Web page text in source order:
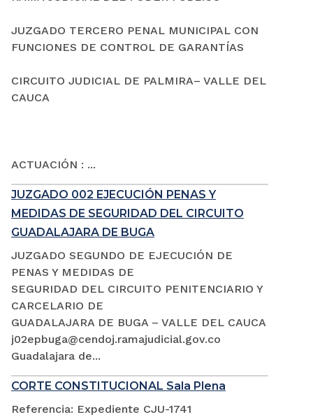
JUZGADO TERCERO PENAL MUNICIPAL CON
FUNCIONES DE CONTROL DE GARANTÍAS
CIRCUITO JUDICIAL DE PALMIRA– VALLE DEL
CAUCA
ACTUACIÓN : ...
JUZGADO 002 EJECUCIÓN PENAS Y
MEDIDAS DE SEGURIDAD DEL CIRCUITO
GUADALAJARA DE BUGA
JUZGADO SEGUNDO DE EJECUCIÓN DE
PENAS Y MEDIDAS DE
SEGURIDAD DEL CIRCUITO PENITENCIARIO Y
CARCELARIO DE
GUADALAJARA DE BUGA – VALLE DEL CAUCA
j02epbuga@cendoj.ramajudicial.gov.co
Guadalajara de...
CORTE CONSTITUCIONAL Sala Plena
Referencia: Expediente CJU-1741